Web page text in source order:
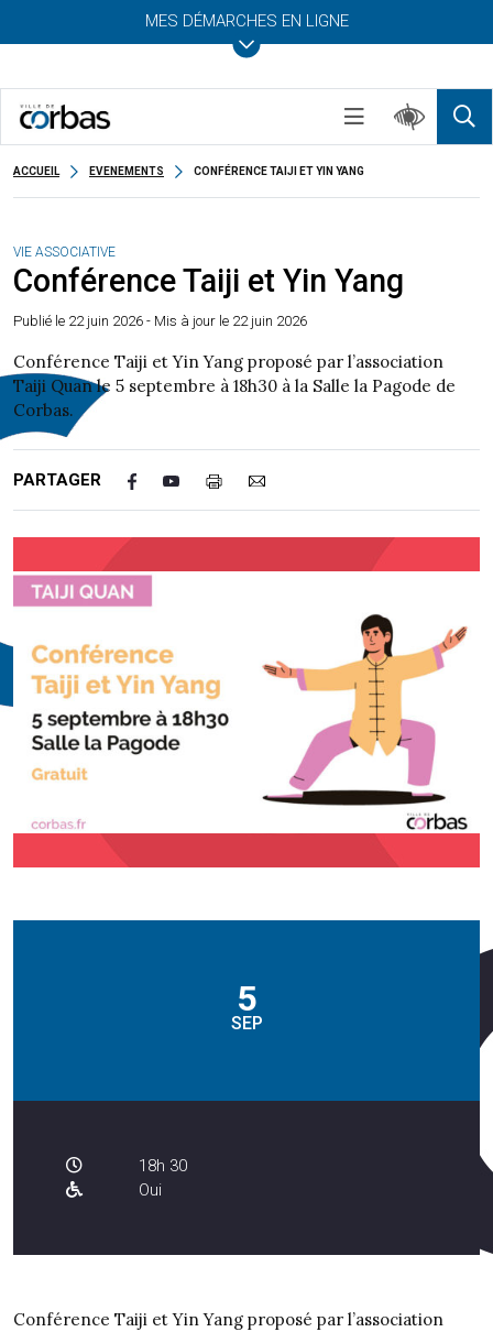
MES DÉMARCHES EN LIGNE
ACCUEIL EVENEMENTS CONFÉRENCE TAIJI ET YIN YANG
VIE ASSOCIATIVE
Conférence Taiji et Yin Yang
Publié le 22 juin 2026 - Mis à jour le 22 juin 2026
Conférence Taiji et Yin Yang proposé par l’association
Taiji Quan le 5 septembre à 18h30 à la Salle la Pagode de
Corbas.
PARTAGER
5
SEP
18h 30
Oui
Conférence Taiji et Yin Yang proposé par l’association